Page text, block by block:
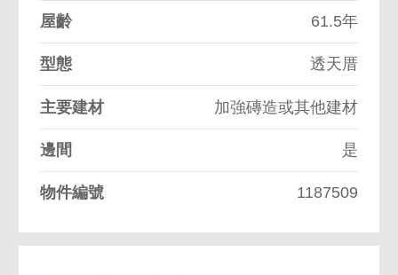
屋齡 61.5年
型態 透天厝
主要建材 加強磚造或其他建材
邊間 是
物件編號 1187509